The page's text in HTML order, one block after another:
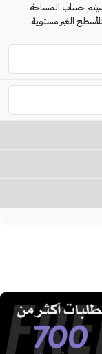
حساب المساحة
الغير مستوية.